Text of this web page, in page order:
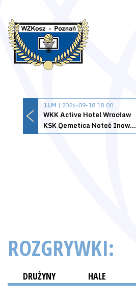
1LM | 2026-09-18 18:00
WKK Active Hotel Wrocław
KSK Qemetica Noteć Inowrocław
ROZGRYWKI:
DRUŻYNY HALE